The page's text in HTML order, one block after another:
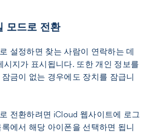
모드로 전환
설정하면 찾는 사람이 연락하는 데
시지가 표시됩니다. 또한 개인 정보를
금이 없는 경우에도 장치를 잠급니
전환하려면 iCloud 웹사이트에 로그
에서 해당 아이폰을 선택하면 됩니